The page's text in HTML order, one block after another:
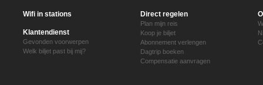
Wifi in stations
Klantendienst
Gevonden voorwerpen
Welk biljet past bij mij?
Direct regelen
Plan mijn reis
Koop je biljet
Abonnement verlengen
Dagtrip boeken
Compensatie aanvragen